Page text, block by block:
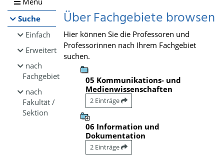
Suche
Einfach
Erweitert
nach
Fachgebiet
nach
Fakultät /
Sektion
Über Fachgebiete browsen
Hier können Sie die Professoren und
Professorinnen nach Ihrem Fachgebiet
suchen.
05 Kommunikations- und
Medienwissenschaften
2 Einträge
06 Information und
Dokumentation
2 Einträge